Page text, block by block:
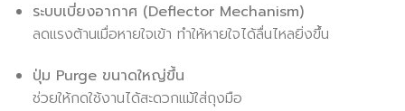
ระบบเบี่ยงอากาศ (Deflector Mechanism)
ลดแรงต้านเมื่อหายใจเข้า ทำให้หายใจได้ลื่นไหลยิ่งขึ้น
ปุ่ม Purge ขนาดใหญ่ขึ้น
ช่วยให้กดใช้งานได้สะดวกแม้ใส่ถุงมือ